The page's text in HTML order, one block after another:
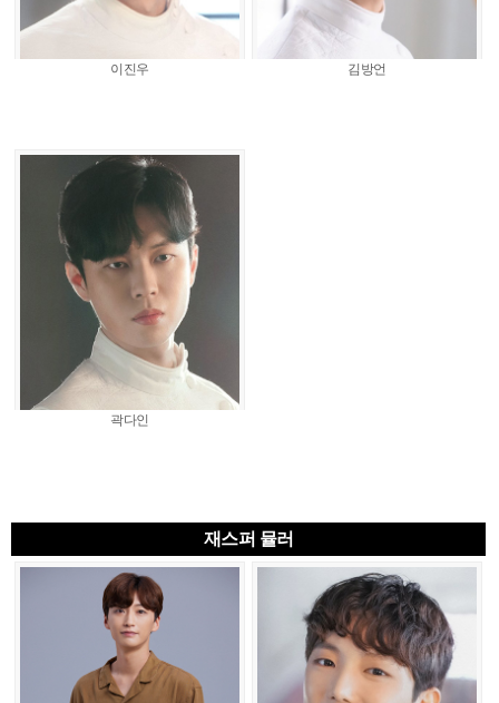
이진우 김방언
곽다인
재스퍼 뮬러